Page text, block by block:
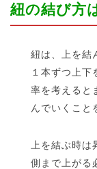
紐の結び方
紐は、上を結
１本ずつ上下
率を考えると
んでいくこと
上を結ぶ時
側まで上がる